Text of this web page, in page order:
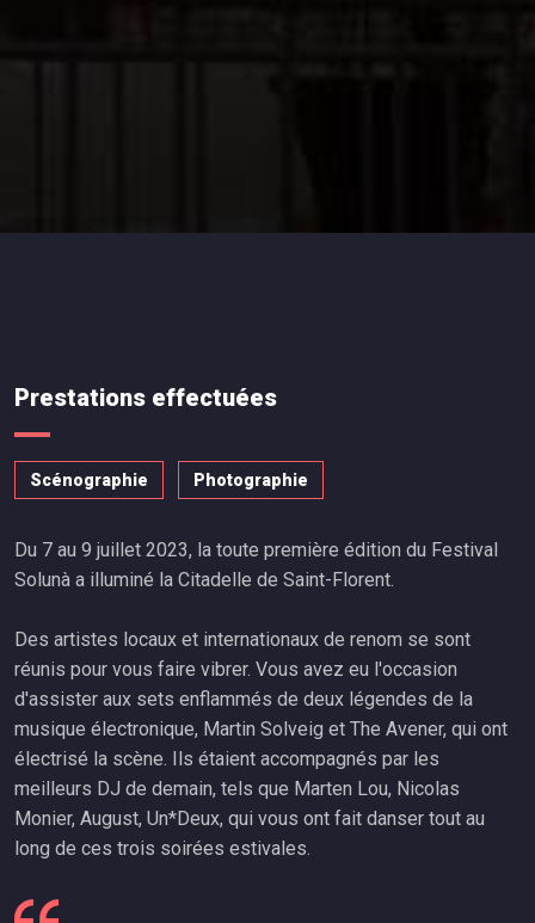
Prestations effectuées
Scénographie Photographie
Du 7 au 9 juillet 2023, la toute première édition du Festival
Solunà a illuminé la Citadelle de Saint-Florent.
Des artistes locaux et internationaux de renom se sont
réunis pour vous faire vibrer. Vous avez eu l'occasion
d'assister aux sets enflammés de deux légendes de la
musique électronique, Martin Solveig et The Avener, qui ont
électrisé la scène. Ils étaient accompagnés par les
meilleurs DJ de demain, tels que Marten Lou, Nicolas
Monier, August, Un*Deux, qui vous ont fait danser tout au
long de ces trois soirées estivales.